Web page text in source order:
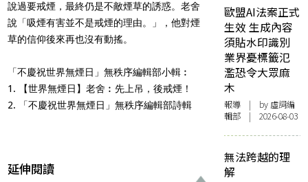
說過要戒煙，最終仍是不敵煙草的誘惑。老舍
說「吸煙有害並不是戒煙的理由。」，他對煙
草的信仰後來再也沒有動搖。
「不慶祝世界無煙日」無秩序編輯部小輯︰
1.
【世界無煙日】老舍︰先上吊，後戒煙！
2.
「不慶祝世界無煙日」無秩序編輯部詩輯
延伸閱讀
歐盟AI法案正式
生效 生成內容
須貼水印識別
業界憂標籤氾
濫恐令大眾麻
木
報導 | by 虛詞編
輯部 | 2026-08-03
無法跨越的理
解